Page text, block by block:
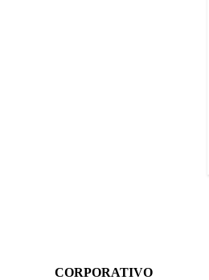
CORPORATIVO